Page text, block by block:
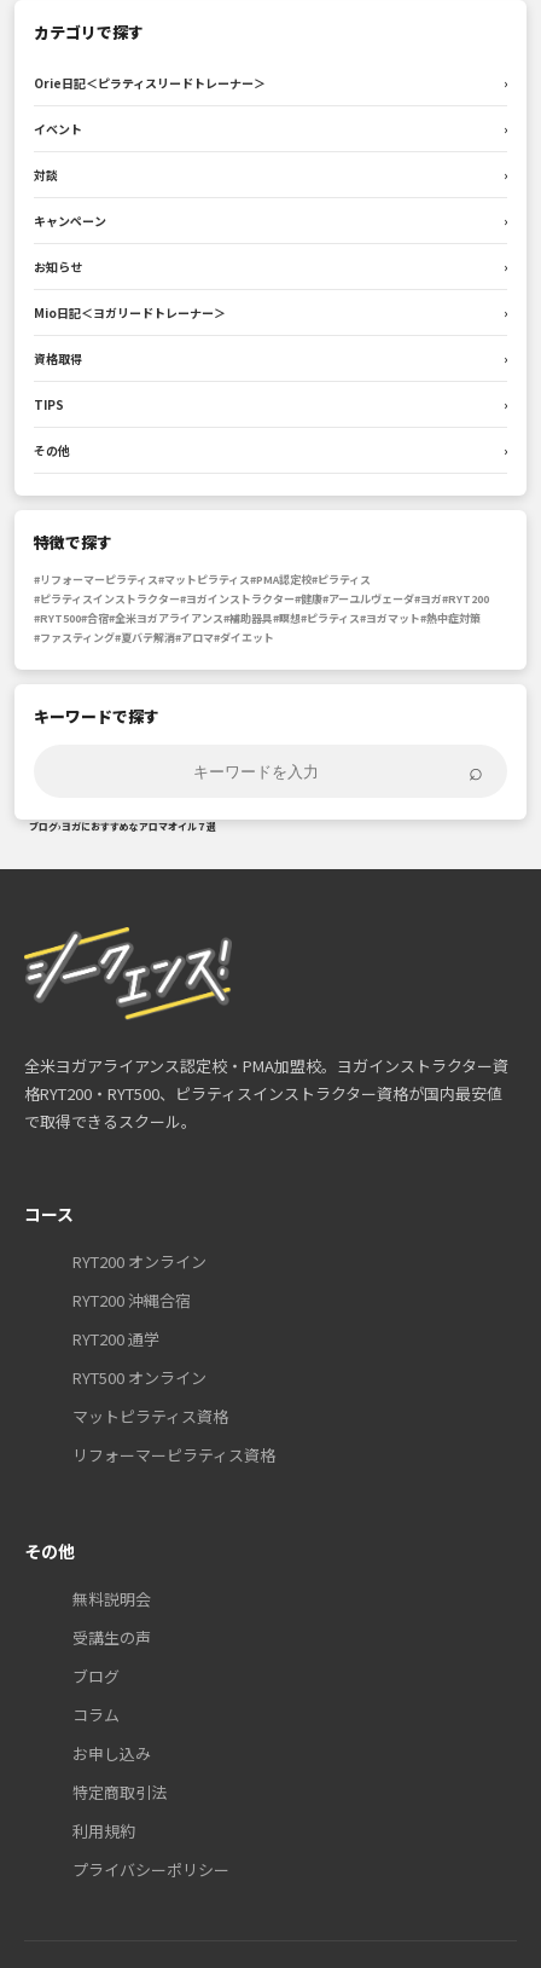
カテゴリで探す
Orie日記＜ピラティスリードトレーナー＞ ›
イベント ›
対談 ›
キャンペーン ›
お知らせ ›
Mio日記＜ヨガリードトレーナー＞ ›
資格取得 ›
TIPS ›
その他 ›
特徴で探す
#リフォーマーピラティス#マットピラティス#PMA認定校#ピラティス
#ピラティスインストラクター#ヨガインストラクター#健康#アーユルヴェーダ#ヨガ#RYT200
#RYT500#合宿#全米ヨガアライアンス#補助器具#瞑想#ピラティス#ヨガマット#熱中症対策
#ファスティング#夏バテ解消#アロマ#ダイエット
キーワードで探す
⌕
ブログ›ヨガにおすすめなアロマオイル７選
全米ヨガアライアンス認定校・PMA加盟校。ヨガインストラクター資
格RYT200・RYT500、ピラティスインストラクター資格が国内最安値
で取得できるスクール。
コース
RYT200 オンライン
RYT200 沖縄合宿
RYT200 通学
RYT500 オンライン
マットピラティス資格
リフォーマーピラティス資格
その他
無料説明会
受講生の声
ブログ
コラム
お申し込み
特定商取引法
利用規約
プライバシーポリシー